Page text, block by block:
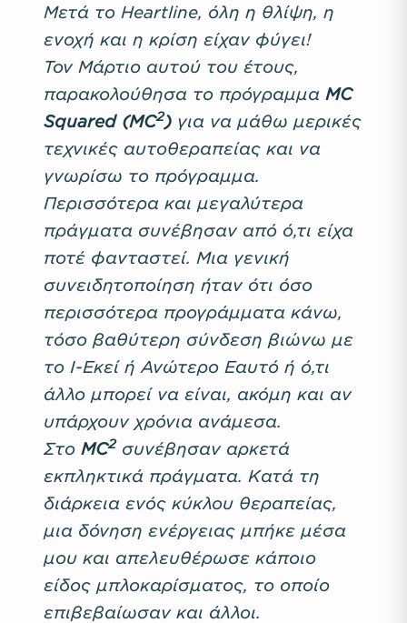
Μετά το Heartline, όλη η θλίψη, η
ενοχή και η κρίση είχαν φύγει!
Τον Μάρτιο αυτού του έτους,
παρακολούθησα το πρόγραμμα MC
Squared (MC2) για να μάθω μερικές
τεχνικές αυτοθεραπείας και να
γνωρίσω το πρόγραμμα.
Περισσότερα και μεγαλύτερα
πράγματα συνέβησαν από ό,τι είχα
ποτέ φανταστεί. Μια γενική
συνειδητοποίηση ήταν ότι όσο
περισσότερα προγράμματα κάνω,
τόσο βαθύτερη σύνδεση βιώνω με
το Ι-Εκεί ή Ανώτερο Εαυτό ή ό,τι
άλλο μπορεί να είναι, ακόμη και αν
υπάρχουν χρόνια ανάμεσα.
Στο MC2συνέβησαν αρκετά
εκπληκτικά πράγματα. Κατά τη
διάρκεια ενός κύκλου θεραπείας,
μια δόνηση ενέργειας μπήκε μέσα
μου και απελευθέρωσε κάποιο
είδος μπλοκαρίσματος, το οποίο
επιβεβαίωσαν και άλλοι.